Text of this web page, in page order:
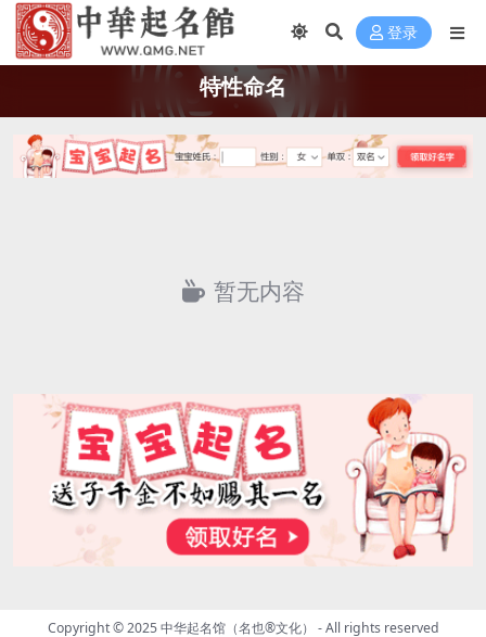
登录
特性命名
暂无内容
Copyright © 2025中华起名馆（名也®文化） - All rights reserved